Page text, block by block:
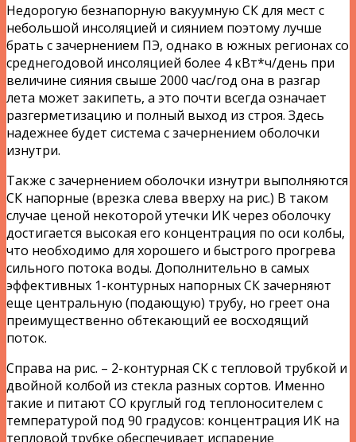
Недорогую безнапорную вакуумную СК для мест с
небольшой инсоляцией и сиянием поэтому лучше
брать с зачернением ПЭ, однако в южных регионах со
среднегодовой инсоляцией более 4 кВт*ч/день при
величине сияния свыше 2000 час/год она в разгар
лета может закипеть, а это почти всегда означает
разгерметизацию и полный выход из строя. Здесь
надежнее будет система с зачернением оболочки
изнутри.
Также с зачернением оболочки изнутри выполняются
СК напорные (врезка слева вверху на рис.) В таком
случае ценой некоторой утечки ИК через оболочку
достигается высокая его концентрация по оси колбы,
что необходимо для хорошего и быстрого прогрева
сильного потока воды. Дополнительно в самых
эффективных 1-контурных напорных СК зачерняют
еще центральную (подающую) трубу, но греет она
преимущественно обтекающий ее восходящий
поток.
Справа на рис. – 2-контурная СК с тепловой трубкой и
двойной колбой из стекла разных сортов. Именно
такие и питают СО круглый год теплоносителем с
температурой под 90 градусов: концентрация ИК на
тепловой трубке обеспечивает испарение